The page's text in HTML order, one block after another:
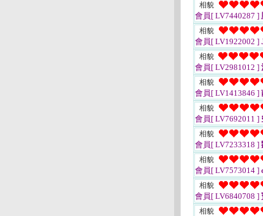
相貌
會員[ LV7440287 ]
相貌
會員[ LV1922002 ]
相貌
會員[ LV2981012 ]
相貌
會員[ LV1413846 ]
相貌
會員[ LV7692011 ]
相貌
會員[ LV7233318 ]
相貌
會員[ LV7573014 ]
相貌
會員[ LV6840708 ]
相貌